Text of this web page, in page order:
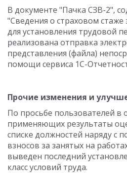
В документе "Пачка СЗВ-2",
"Сведения о страховом стаже
для установления трудовой
реализована отправка
представления (файла)
помощи сервиса 1С-
Прочие изменения и
По просьбе пользователей в
применяющих результаты
списке должностей наряду с
взносов за занятых на
выведен последний
класс условий труда.